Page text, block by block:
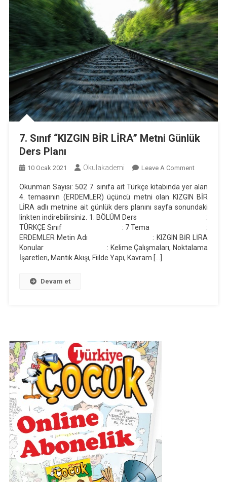
7. Sınıf “KIZGIN BİR LİRA” Metni Günlük
Ders Planı
10 Ocak 2021 Okulakademi Leave A CommentOn
Sınıf
“KIZGIN
LİRA”
Metni
Günlük
Okunman Sayısı: 502 7. sınıfa ait Türkçe kitabında yer alan
4. temasının (ERDEMLER) üçüncü metni olan KIZGIN BİR
LİRA adlı metnine ait günlük ders planını sayfa sonundaki
linkten indirebilirsiniz. 1. BÖLÜM Ders :
TÜRKÇE Sınıf : 7 Tema :
ERDEMLER Metin Adı : KIZGIN BİR LİRA
Konular : Kelime Çalışmaları, Noktalama
İşaretleri, Mantık Akışı, Fiilde Yapı, Kavram […]
Devam et